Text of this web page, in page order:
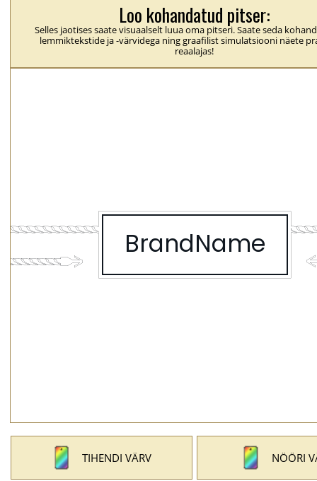
Loo kohandatud pitser:
Selles jaotises saate visuaalselt luua oma pitseri. Saate seda
lemmiktekstide ja -värvidega ning graafilist simulatsiooni näete
reaalajas!
TIHENDI VÄRV NÖÖRI